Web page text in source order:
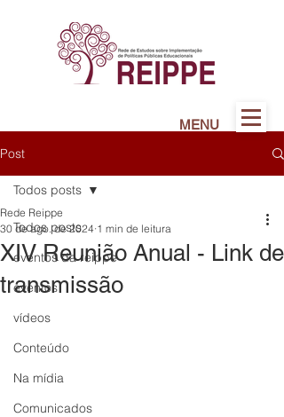
MENU
Post
Todos posts
eventos da reippe
eventos
vídeos
Conteúdo
Na mídia
Comunicados
Todos posts
XIV Reunião Anual - Link de
transmissão
Rede Reippe
30 de ago. de 2024 1 min de leitura